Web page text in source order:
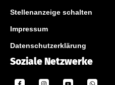
Stellenanzeige schalten
Impressum
Datenschutzerklärung
Soziale Netzwerke